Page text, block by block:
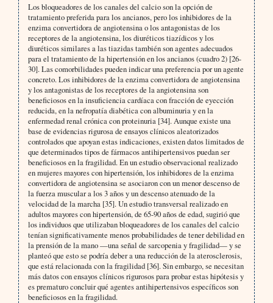
Los bloqueadores de los canales del calcio son la opción de
tratamiento preferida para los ancianos, pero los inhibidores de la
enzima convertidora de angiotensina o los antagonistas de los
receptores de la angiotensina, los diuréticos tiazídicos y los
diuréticos similares a las tiazidas también son agentes adecuados
para el tratamiento de la hipertensión en los ancianos (cuadro 2) [26-
30]. Las comorbilidades pueden indicar una preferencia por un agente
concreto. Los inhibidores de la enzima convertidora de angiotensina
y los antagonistas de los receptores de la angiotensina son
beneficiosos en la insuficiencia cardíaca con fracción de eyección
reducida, en la nefropatía diabética con albuminuria y en la
enfermedad renal crónica con proteinuria [34]. Aunque existe una
base de evidencias rigurosa de ensayos clínicos aleatorizados
controlados que apoyan estas indicaciones, existen datos limitados de
que determinados tipos de fármacos antihipertensivos puedan ser
beneficiosos en la fragilidad. En un estudio observacional realizado
en mujeres mayores con hipertensión, los inhibidores de la enzima
convertidora de angiotensina se asociaron con un menor descenso de
la fuerza muscular a los 3 años y un descenso atenuado de la
velocidad de la marcha [35]. Un estudio transversal realizado en
adultos mayores con hipertensión, de 65-90 años de edad, sugirió que
los individuos que utilizaban bloqueadores de los canales del calcio
tenían significativamente menos probabilidades de tener debilidad en
la prensión de la mano —una señal de sarcopenia y fragilidad— y se
planteó que esto se podría deber a una reducción de la aterosclerosis,
que está relacionada con la fragilidad [36]. Sin embargo, se necesitan
más datos con ensayos clínicos rigurosos para probar estas hipótesis y
es prematuro concluir qué agentes antihipertensivos específicos son
beneficiosos en la fragilidad.